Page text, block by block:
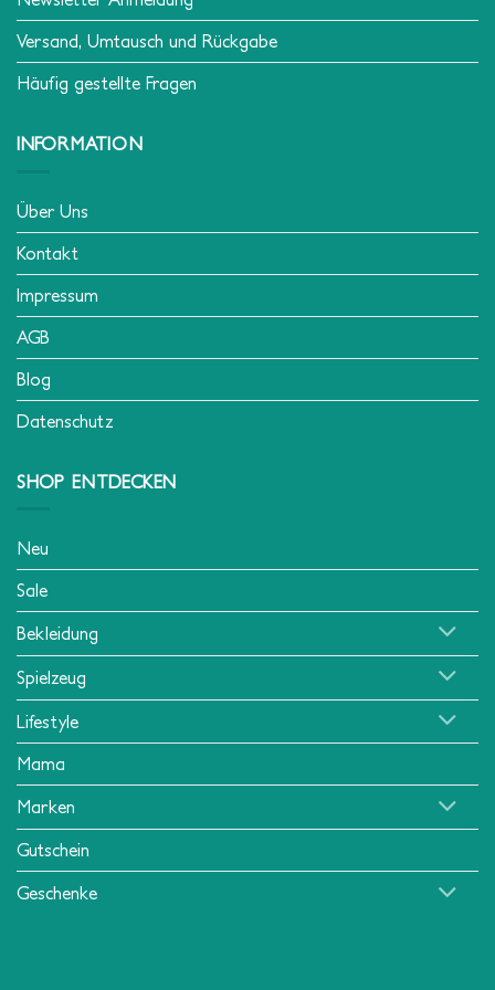
Versand, Umtausch und Rückgabe
Häufig gestellte Fragen
INFORMATION
Über Uns
Kontakt
Impressum
AGB
Blog
Datenschutz
SHOP ENTDECKEN
Neu
Sale
Bekleidung
Spielzeug
Lifestyle
Mama
Marken
Gutschein
Geschenke